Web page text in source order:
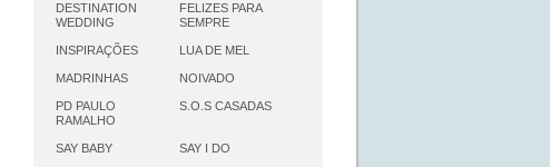
DESTINATION
WEDDING
FELIZES PARA
SEMPRE
INSPIRAÇÕES LUA DE MEL
MADRINHAS NOIVADO
PD PAULO
RAMALHO
S.O.S CASADAS
SAY BABY SAY I DO